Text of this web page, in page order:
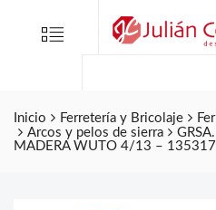
Menu
Inicio Ferretería y Bricolaje
Arcos y pelos de sierra
MADERA WUTO 4/13 – 135317
Folletos
Contacto